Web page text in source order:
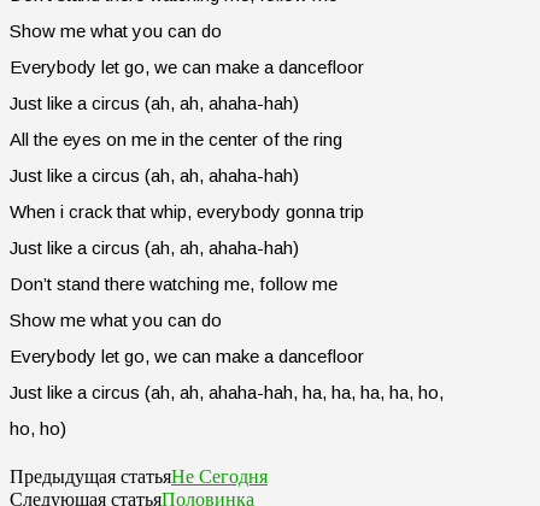
Show me what you can do
Everybody let go, we can make a dancefloor
Just like a circus (ah, ah, ahaha-hah)
All the eyes on me in the center of the ring
Just like a circus (ah, ah, ahaha-hah)
When i crack that whip, everybody gonna trip
Just like a circus (ah, ah, ahaha-hah)
Don’t stand there watching me, follow me
Show me what you can do
Everybody let go, we can make a dancefloor
Just like a circus (ah, ah, ahaha-hah, ha, ha, ha, ha, ho,
ho, ho)
Предыдущая статьяНе Сегодня
Следующая статьяПоловинка